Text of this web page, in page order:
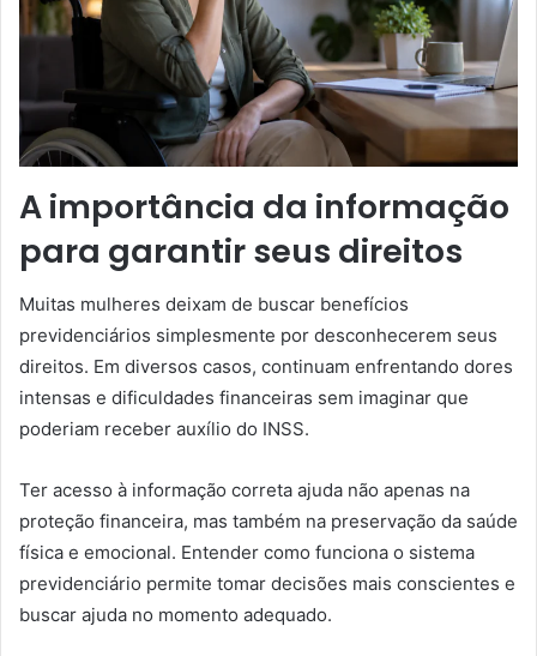
A importância da informação
para garantir seus direitos
Muitas mulheres deixam de buscar benefícios
previdenciários simplesmente por desconhecerem seus
direitos. Em diversos casos, continuam enfrentando dores
intensas e dificuldades financeiras sem imaginar que
poderiam receber auxílio do INSS.
Ter acesso à informação correta ajuda não apenas na
proteção financeira, mas também na preservação da saúde
física e emocional. Entender como funciona o sistema
previdenciário permite tomar decisões mais conscientes e
buscar ajuda no momento adequado.